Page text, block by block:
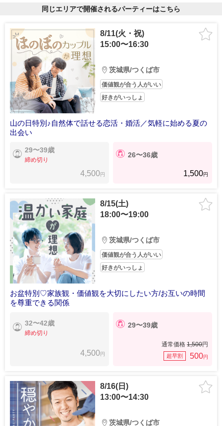
同じエリアで開催されるパーティーはこちら
8/11(火・祝)
15:00〜16:30
茨城県/つくば市
価値観が合う人がいい
好きがいっしょ
山の日特別♪自然体で話せる恋活・婚活／気軽に始める夏の
出会い
29〜39歳
締め切り
4,500円
26〜36歳
1,500円
8/15(土)
18:00〜19:00
茨城県/つくば市
価値観が合う人がいい
好きがいっしょ
お盆特別♡家族観・価値観を大切にしたい方/お互いの時間
を尊重できる関係
32〜42歳
締め切り
4,500円
29〜39歳
通常価格 1,500円
超早割 500円
8/16(日)
13:00〜14:30
茨城県/つくば市